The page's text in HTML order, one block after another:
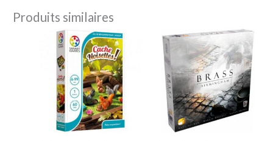
Produits similaires